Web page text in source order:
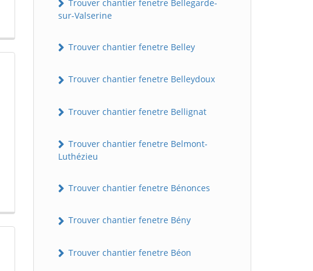
Trouver chantier fenetre Bellegarde-
sur-Valserine
Trouver chantier fenetre Belley
Trouver chantier fenetre Belleydoux
Trouver chantier fenetre Bellignat
Trouver chantier fenetre Belmont-
Luthézieu
Trouver chantier fenetre Bénonces
Trouver chantier fenetre Bény
Trouver chantier fenetre Béon